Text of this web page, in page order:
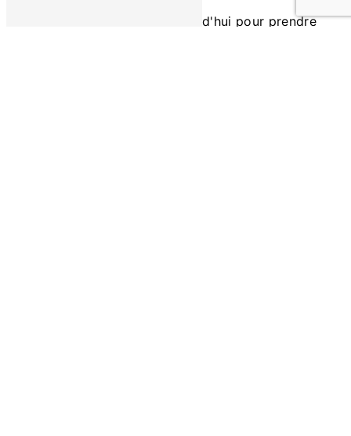
Contactez-nous dès aujourd'hui pour prendre